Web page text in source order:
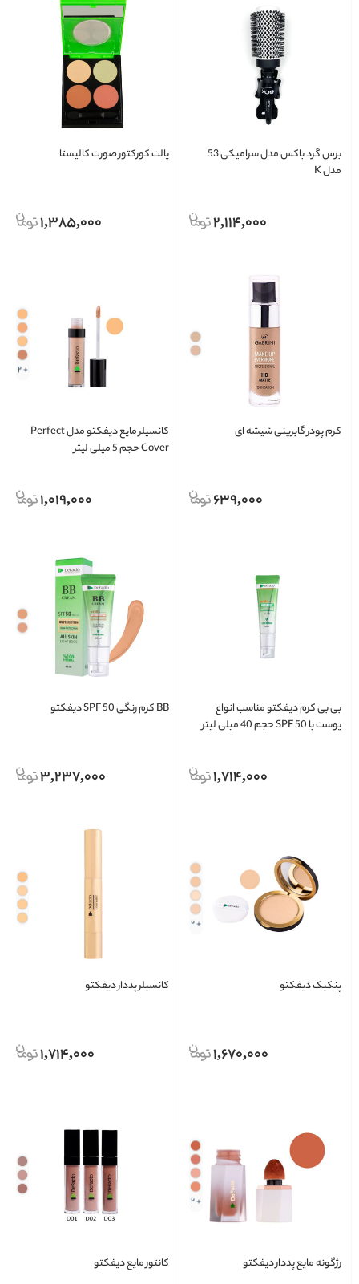
برس گرد باکس مدل سرامیکی 53
مدل K
2,114,000
پالت کورکتور صورت کالیستا
1,385,000
کرم پودر گابرینی شیشه ای
639,000
+ 2
کانسیلر مایع دیفکتو مدل Perfect
Cover حجم 5 میلی لیتر
1,019,000
بی بی کرم دیفکتو مناسب انواع
پوست با SPF 50 حجم 40 میلی لیتر
1,714,000
BB کرم رنگی SPF 50 دیفکتو
3,237,000
+ 2
پنکیک دیفکتو
1,670,000
کانسیلر پددار دیفکتو
1,714,000
+ 2
رژگونه مایع پددار دیفکتو کانتور مایع دیفکتو